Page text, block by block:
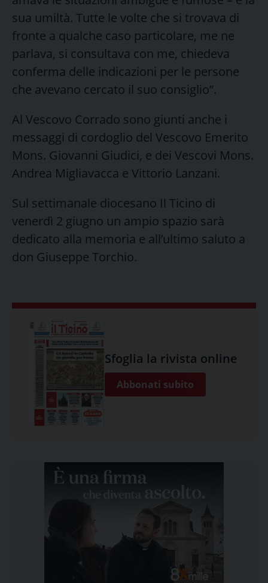
sua umiltà. Tutte le volte che si trovava di
fronte a qualche caso particolare, me ne
parlava, si consultava con me, chiedeva
conferma delle indicazioni per le persone
che avevano cercato il suo consiglio”.
Al Vescovo Corrado sono giunti anche i
messaggi di cordoglio del Vescovo Emerito
Mons. Giovanni Giudici, e dei Vescovi Mons.
Andrea Migliavacca e Vittorio Lanzani.
Sul settimanale diocesano Il Ticino di
venerdì 2 giugno un ampio spazio sarà
dedicato alla memoria e all’ultimo saluto a
don Giuseppe Torchio.
Sfoglia la rivista online
Abbonati subito